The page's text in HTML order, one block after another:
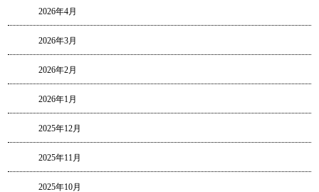
2026年4月
2026年3月
2026年2月
2026年1月
2025年12月
2025年11月
2025年10月